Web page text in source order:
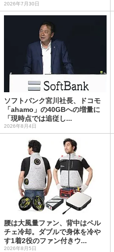
2026年7月30日
ソフトバンク宮川社長、ドコモ
「ahamo」の40GBへの増量に
「現時点では追従し...
2026年8月4日
腰は大風量ファン、背中はペル
チェ冷却。ダブルで身体を冷や
す1着2役のファン付きウ...
2026年8月5日